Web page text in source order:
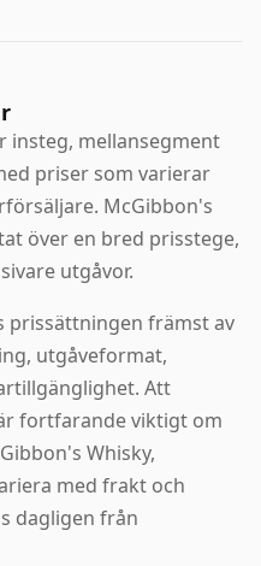
insteg, mellansegment
priser som varierar
McGibbon's
över en bred prisstege,
utgåvor.
prissättningen främst av
utgåveformat,
Att
fortfarande viktigt om
Whisky,
med frakt och
dagligen från